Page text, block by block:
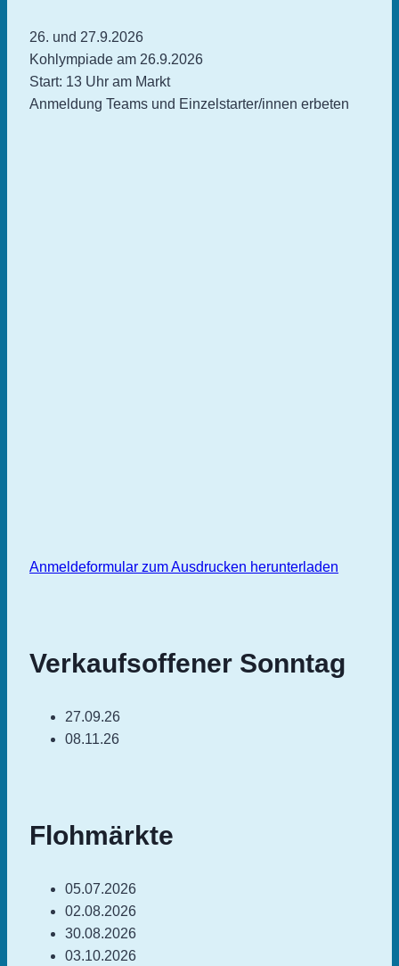
26. und 27.9.2026
Kohlympiade am 26.9.2026
Start: 13 Uhr am Markt
Anmeldung Teams und Einzelstarter/innen erbeten
Anmeldeformular zum Ausdrucken herunterladen
Verkaufsoffener Sonntag
27.09.26
08.11.26
Flohmärkte
05.07.2026
02.08.2026
30.08.2026
03.10.2026